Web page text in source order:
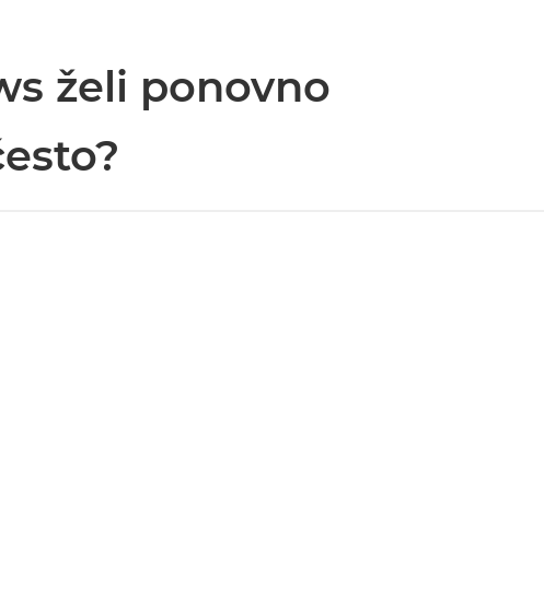
želi ponovno